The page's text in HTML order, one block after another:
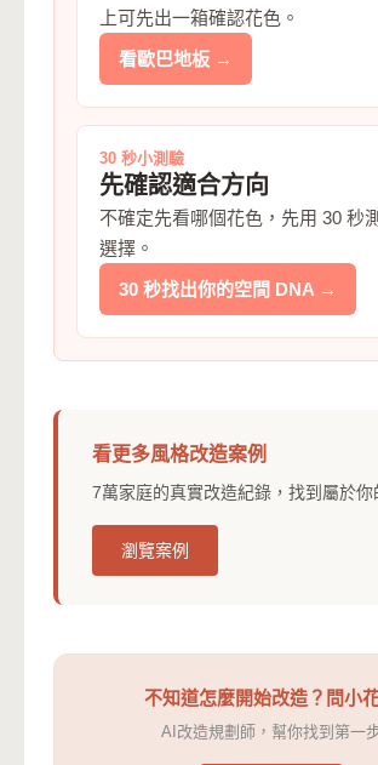
上可先出一箱確認花色。
看歐巴地板 →
30 秒小測驗
先確認適合方向
不確定先看哪個花色，先用 30 秒
選擇。
30 秒找出你的空間 DNA →
看更多風格改造案例
7萬家庭的真實改造紀錄，找到屬於你
瀏覽案例
不知道怎麼開始改造？問小花
AI改造規劃師，幫你找到第一